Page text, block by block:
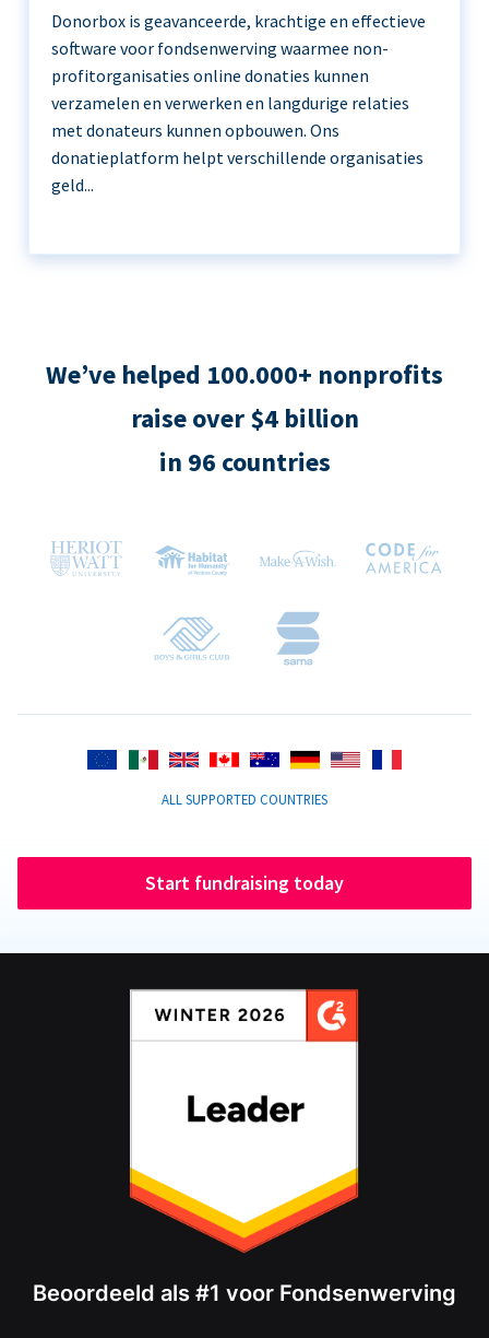
Donorbox is geavanceerde, krachtige en effectieve
software voor fondsenwerving waarmee non-
profitorganisaties online donaties kunnen
verzamelen en verwerken en langdurige relaties
met donateurs kunnen opbouwen. Ons
donatieplatform helpt verschillende organisaties
geld...
We’ve helped 100.000+ nonprofits
raise over $4 billion
in 96 countries
ALL SUPPORTED COUNTRIES
Start fundraising today
Beoordeeld als #1 voor Fondsenwerving